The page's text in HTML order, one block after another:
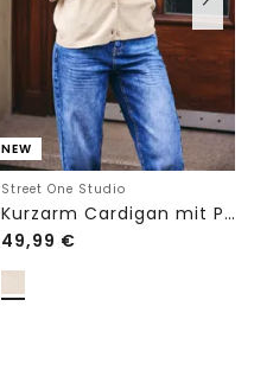
NEW
Street One Studio
Kurzarm Cardigan mit Polokragen
49,99 €